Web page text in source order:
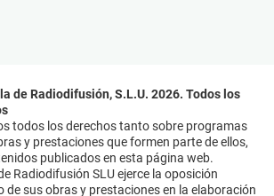
de Radiodifusión, S.L.U. 2026. Todos los
todos los derechos tanto sobre programas
y prestaciones que formen parte de ellos,
publicados en esta página web.
Radiodifusión SLU ejerce la oposición
de sus obras y prestaciones en la elaboración